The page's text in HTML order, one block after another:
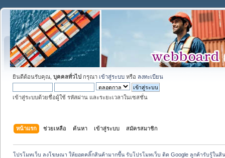
ยินดีต้อนรับคุณ, บุคคลทั่วไป กรุณา เข้าสู่ระบบ หรือ ลงทะเบียน
เข้าสู่ระบบด้วยชื่อผู้ใช้ รหัสผ่าน และระยะเวลาในเซสชั่น
หน้าแรก ช่วยเหลือ ค้นหา เข้าสู่ระบบ สมัครสมาชิก
โปรโมทเว็บ ลงโฆษณา ให้ยอดคลิ๊กสินค้ามากขึ้น รับโปรโมทเว็บ ติด Google ลูกค้ารับรู้ใน